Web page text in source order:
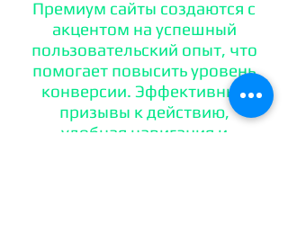
Премиум сайты создаются с
акцентом на успешный
пользовательский опыт, что
помогает повысить уровень
конверсии. Эффективные
призывы к действию,
удобная навигация и